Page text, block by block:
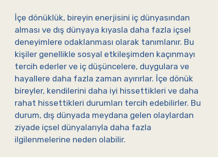
İçe dönüklük, bireyin enerjisini iç dünyasından
alması ve dış dünyaya kıyasla daha fazla içsel
deneyimlere odaklanması olarak tanımlanır. Bu
kişiler genellikle sosyal etkileşimden kaçınmayı
tercih ederler ve iç düşüncelere, duygulara ve
hayallere daha fazla zaman ayırırlar. İçe dönük
bireyler, kendilerini daha iyi hissettikleri ve daha
rahat hissettikleri durumları tercih edebilirler. Bu
durum, dış dünyada meydana gelen olaylardan
ziyade içsel dünyalarıyla daha fazla
ilgilenmelerine neden olabilir.